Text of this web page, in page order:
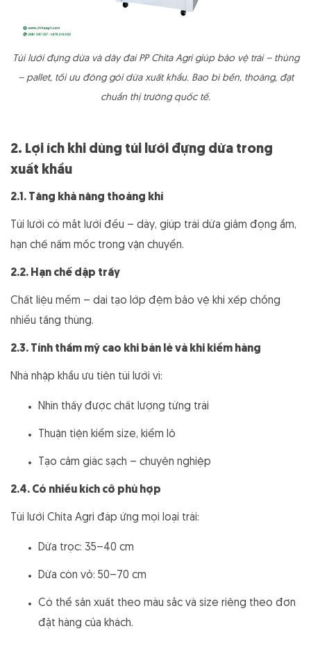
Túi lưới đựng dừa và dây đai PP Chita Agri giúp bảo vệ trái – thùng
– pallet, tối ưu đóng gói dừa xuất khẩu. Bao bì bền, thoáng, đạt
chuẩn thị trường quốc tế.
2. Lợi ích khi dùng túi lưới đựng dừa trong
xuất khẩu
2.1. Tăng khả năng thoáng khí
Túi lưới có mắt lưới đều – dày, giúp trái dừa giảm đọng ẩm,
hạn chế nấm mốc trong vận chuyển.
2.2. Hạn chế dập trầy
Chất liệu mềm – dai tạo lớp đệm bảo vệ khi xếp chồng
nhiều tầng thùng.
2.3. Tính thẩm mỹ cao khi bán lẻ và khi kiểm hàng
Nhà nhập khẩu ưu tiên túi lưới vì:
Nhìn thấy được chất lượng từng trái
Thuận tiện kiểm size, kiểm lô
Tạo cảm giác sạch – chuyên nghiệp
2.4. Có nhiều kích cỡ phù hợp
Túi lưới Chita Agri đáp ứng mọi loại trái:
Dừa trọc: 35–40 cm
Dừa còn vỏ: 50–70 cm
Có thể sản xuất theo màu sắc và size riêng theo đơn
đặt hàng của khách.